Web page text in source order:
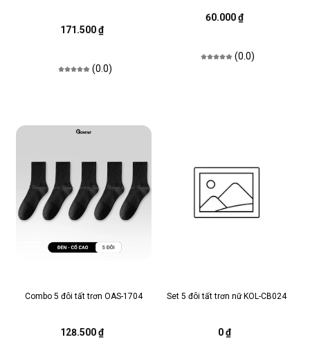
171.500 ₫
(0.0)
60.000 ₫
(0.0)
Combo 5 đôi tất trơn OAS-1704
128.500 ₫
Set 5 đôi tất trơn nữ KOL-CB024
0 ₫